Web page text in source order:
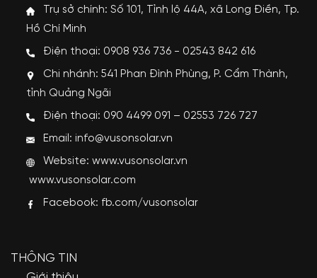
Trụ sở chính: Số 101, Tỉnh lộ 44A, xã Long Điền, Tp.
Hồ Chí Minh
Điện thoại: 0908 936 736 - 02543 842 616
Chi nhánh: 541 Phan Đình Phùng, P. Cẩm Thành,
tỉnh Quảng Ngãi
Điện thoại: 090 4499 091 – 02553 726 727
Email: info@vusonsolar.vn
Website:www.vusonsolar.vn
www.vusonsolar.com
Facebook: fb.com/vusonsolar
THÔNG TIN